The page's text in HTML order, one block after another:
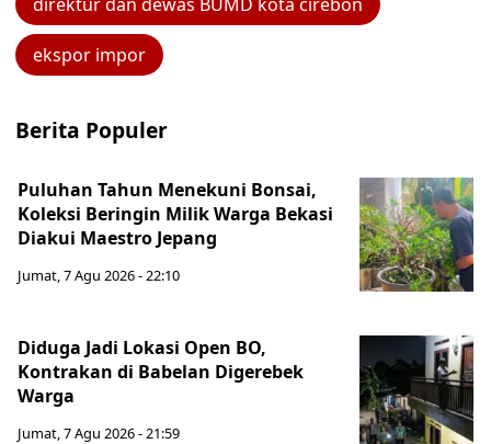
ekspor impor
Berita Populer
Puluhan Tahun Menekuni Bonsai,
Koleksi Beringin Milik Warga Bekasi
Diakui Maestro Jepang
Jumat, 7 Agu 2026 - 22:10
Diduga Jadi Lokasi Open BO,
Kontrakan di Babelan Digerebek
Warga
Jumat, 7 Agu 2026 - 21:59